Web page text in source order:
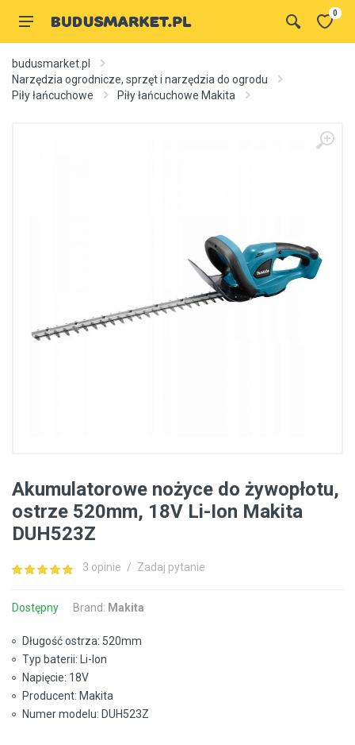
0
budusmarket.pl
Narzędzia ogrodnicze, sprzęt i narzędzia do ogrodu
Piły łańcuchowe
Piły łańcuchowe Makita
Akumulatorowe nożyce do żywopłotu,
ostrze 520mm, 18V Li-Ion Makita
DUH523Z
3 opinie / Zadaj pytanie
Dostępny Brand: Makita
Długość ostrza: 520mm
Typ baterii: Li-Ion
Napięcie: 18V
Producent: Makita
Numer modelu: DUH523Z